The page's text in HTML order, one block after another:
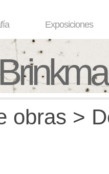
Exposiciones
obras >